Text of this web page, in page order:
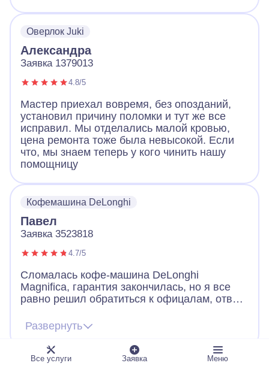
Оверлок Juki
Александра
Заявка 1379013
4.8/5
Мастер приехал вовремя, без опозданий,
установил причину поломки и тут же все
исправил. Мы отделались малой кровью,
цена ремонта тоже была невысокой. Если
что, мы знаем теперь у кого чинить нашу
помощницу
Кофемашина DeLonghi
Павел
Заявка 3523818
4.7/5
Сломалась кофе-машина DeLonghi
Magnifica, гарантия закончилась, но я все
равно решил обратиться к офицалам, ответ
мин на неделю. Я нашёл Айсберг, ответили
быстро, мастер приехал на след день,
осмотрев машину, забрал ее и уже через
день привез назад полностью
Развернуть
Все услуги Заявка Меню